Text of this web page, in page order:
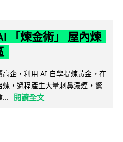
「煉金術」 屋內煉
企，利用 AI 自學提煉黃金，在
，過程產生大量刺鼻濃煙，驚
...
閱讀全文